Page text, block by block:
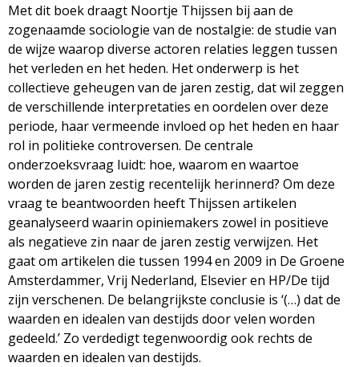
n
e
Met dit boek draagt Noortje Thijssen bij aan de
zogenaamde sociologie van de nostalgie: de studie van
de wijze waarop diverse actoren relaties leggen tussen
het verleden en het heden. Het onderwerp is het
collectieve geheugen van de jaren zestig, dat wil zeggen
de verschillende interpretaties en oordelen over deze
periode, haar vermeende invloed op het heden en haar
rol in politieke controversen. De centrale
onderzoeksvraag luidt: hoe, waarom en waartoe
worden de jaren zestig recentelijk herinnerd? Om deze
vraag te beantwoorden heeft Thijssen artikelen
geanalyseerd waarin opiniemakers zowel in positieve
als negatieve zin naar de jaren zestig verwijzen. Het
gaat om artikelen die tussen 1994 en 2009 in De Groene
Amsterdammer, Vrij Nederland, Elsevier en HP/De tijd
zijn verschenen. De belangrijkste conclusie is ‘(…) dat de
waarden en idealen van destijds door velen worden
gedeeld.’ Zo verdedigt tegenwoordig ook rechts de
waarden en idealen van destijds.